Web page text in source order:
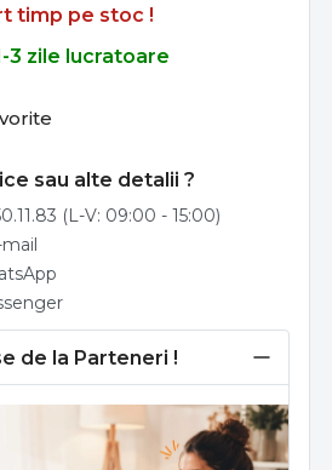
timp pe stoc !
3 zile lucratoare
sau alte detalii ?
(L-V: 09:00 - 15:00)
de la Parteneri !